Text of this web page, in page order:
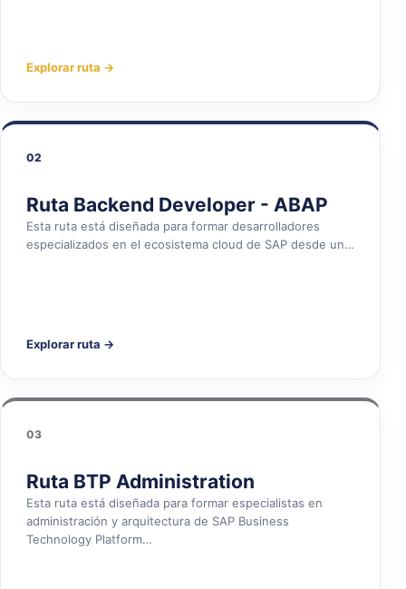
Explorar ruta →
02
Ruta Backend Developer - ABAP
Esta ruta está diseñada para formar desarrolladores
especializados en el ecosistema cloud de SAP desde un…
Explorar ruta →
03
Ruta BTP Administration
Esta ruta está diseñada para formar especialistas en
administración y arquitectura de SAP Business
Technology Platform…